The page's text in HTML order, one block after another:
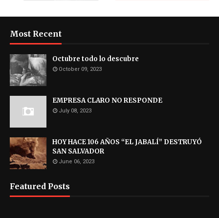
Most Recent
Octubre todo lo descubre
October 09, 2023
EMPRESA CLARO NO RESPONDE
July 08, 2023
HOY HACE 106 AÑOS “EL JABALÍ” DESTRUYÓ
SAN SALVADOR
June 06, 2023
Featured Posts